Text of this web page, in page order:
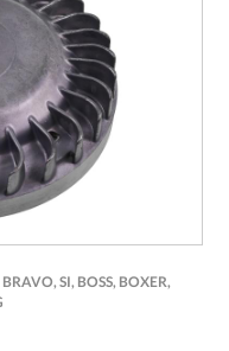
SI, BOSS, BOXER,